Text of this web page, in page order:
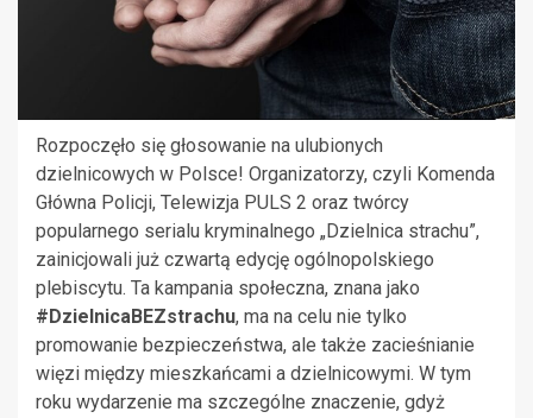
Rozpoczęło się głosowanie na ulubionych
dzielnicowych w Polsce! Organizatorzy, czyli Komenda
Główna Policji, Telewizja PULS 2 oraz twórcy
popularnego serialu kryminalnego „Dzielnica strachu”,
zainicjowali już czwartą edycję ogólnopolskiego
plebiscytu. Ta kampania społeczna, znana jako
#DzielnicaBEZstrachu, ma na celu nie tylko
promowanie bezpieczeństwa, ale także zacieśnianie
więzi między mieszkańcami a dzielnicowymi. W tym
roku wydarzenie ma szczególne znaczenie, gdyż